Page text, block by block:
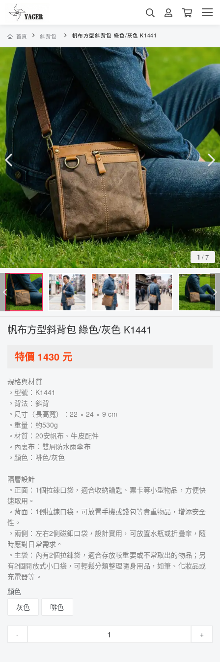
首頁 斜背包 帆布方型斜背包 綠色/灰色 K1441
1 /7
帆布方型斜背包 綠色/灰色 K1441
特價 1430元
規格與材質
。型號：K1441
。背法：斜背
。尺寸（長高寬）：22 × 24 × 9 cm
。重量：約530g
。材質：20安帆布、牛皮配件
。內裏布：雙層防水雨傘布
。顏色：啡色/灰色
隔層設計
。正面：1個拉鍊口袋，適合收納鑰匙、票卡等小型物品，方便快
速取用。
。背面：1側拉鍊口袋，可放置手機或錢包等貴重物品，增添安全
性。
。兩側：左右2側磁釦口袋，設計實用，可放置水瓶或折疊傘，隨
時應對日常需求。
。主袋：內有2個拉鍊袋，適合存放較重要或不常取出的物品；另
有2個開放式小口袋，可輕鬆分類整理隨身用品，如筆、化妝品或
充電器等。
顏色
灰色
啡色
- +